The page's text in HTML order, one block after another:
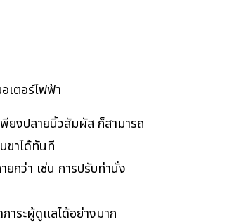
เตอร์ไฟฟ้า
ยงปลายนิ้วสัมผัส ก็สามารถ
ขาได้ทันที
กว่า เช่น การปรับท่านั่ง
าระผู้ดูแลได้อย่างมาก